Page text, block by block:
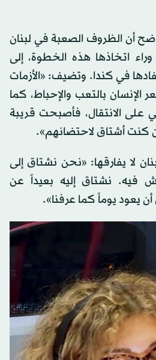
أن الظروف الصعبة في لبنان
اتخاذها هذه الخطوة، إلى
في كندا. وتضيف: «الأزمات
الإنسان بالتعب والإحباط، كما
على الانتقال، فأصبحت قريبة
كنت أشتاق لاحتضانهم».
لا يفارقها: «نحن نشتاق إلى
فيه. نشتاق إليه بعيداً عن
يعود يوماً كما عرفنا».